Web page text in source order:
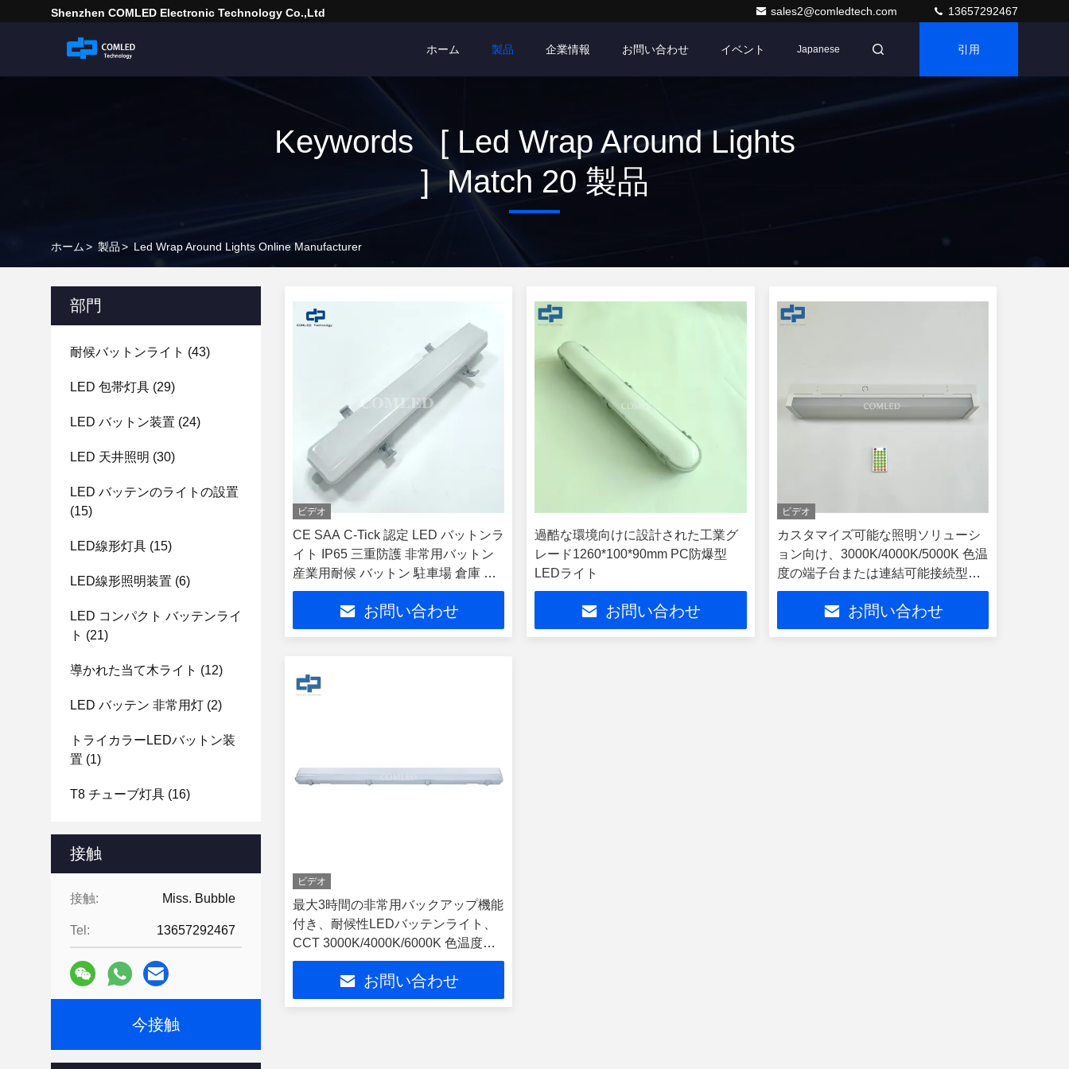
Shenzhen COMLED Electronic Technology Co.,ltd sales2@comledtech.com 13657292467
ホーム 製品 企業情報 お問い合わせ イベント Japanese 引用
Keywords [ Led Wrap Around Lights
] Match 20 製品
ホーム> 製品> Led Wrap Around Lights Online Manufacturer
部門
耐候バットンライト (43)
LED 包帯灯具 (29)
LED バットン装置 (24)
LED 天井照明 (30)
LED バッテンのライトの設置
(15)
LED線形灯具 (15)
LED線形照明装置 (6)
LED コンパクト バッテンライ
ト (21)
導かれた当て木ライト (12)
LED バッテン 非常用灯 (2)
トライカラーLEDバットン装
置 (1)
T8 チューブ灯具 (16)
接触
接触: Miss. Bubble
Tel: 13657292467
今接触
ビデオ
CE SAA C-Tick 認定 LED バットンラ
イト IP65 三重防護 非常用バットン
産業用耐候 バットン 駐車場 倉庫 ト
ンネル用灯具
お問い合わせ
過酷な環境向けに設計された工業グ
レード1260*100*90mm PC防爆型
LEDライト
お問い合わせ
ビデオ
カスタマイズ可能な照明ソリューシ
ョン向け、3000K/4000K/5000K 色温
度の端子台または連結可能接続型
LED バッテンライト
お問い合わせ
ビデオ
最大3時間の非常用バックアップ機能
付き、耐候性LEDバッテンライト、
CCT 3000K/4000K/6000K 色温度可
変
お問い合わせ